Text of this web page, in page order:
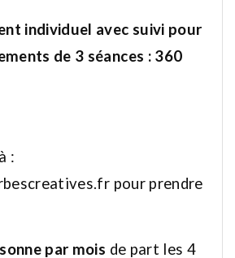
individuel avec suivi pour
de 3 séances : 360
:
pour prendre
par mois de part les 4